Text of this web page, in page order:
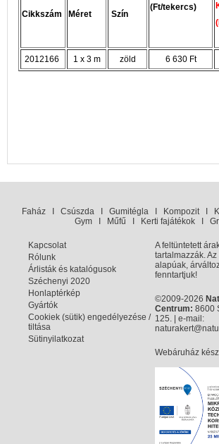
Cikkszám Méret Szín
(Ft/tekercs)
2012166 1 x 3 m zöld 6 630 Ft
FaházI CsúszdaI GumitéglaI KompozitI
GymI Műfű Kerti fajátékokI
Kapcsolat
Rólunk
Árlisták és katalógusok
Széchenyi 2020
Honlaptérkép
Gyártók
Cookiek (sütik) engedélyezése /
tiltása
Sütinyilatkozat
A feltüntetett
tartalmazzák.
alapúak,
fenntartjuk!
©2009-2026
Centrum: 8600
125. | e-mail:
Webáruház